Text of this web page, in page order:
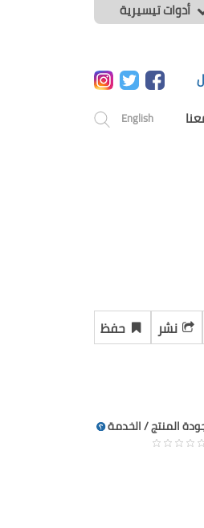
أدوات تيسيرية
English
نشر حفظ
المنتج / الخدمة